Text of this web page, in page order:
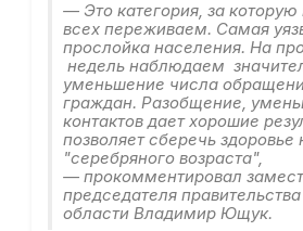
— Это категория, за
всех переживаем. Самая
прослойка населения. На
недель наблюдаем
уменьшение числа
граждан. Разобщение,
контактов дает хорошие
позволяет сберечь
"серебряного возраста",
— прокомментировал
председателя
области Владимир Ющук.